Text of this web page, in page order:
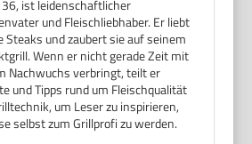
36, ist leidenschaftlicher
und Fleischliebhaber. Er liebt
Steaks und zaubert sie auf seinem
Wenn er nicht gerade Zeit mit
Nachwuchs verbringt, teilt er
und Tipps rund um Fleischqualität
um Leser zu inspirieren,
selbst zum Grillprofi zu werden.